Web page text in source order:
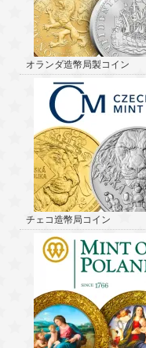
オランダ造幣局製コイン
チェコ造幣局コイン